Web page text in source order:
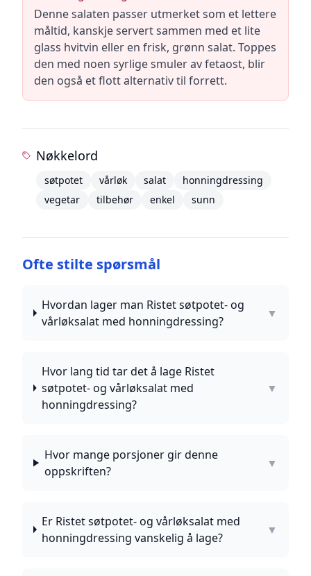
Denne salaten passer utmerket som et lettere
måltid, kanskje servert sammen med et lite
glass hvitvin eller en frisk, grønn salat. Toppes
den med noen syrlige smuler av fetaost, blir
den også et flott alternativ til forrett.
Nøkkelord
søtpotet vårløk salat
honningdressing
vegetar
tilbehør enkel sunn
Ofte stilte spørsmål
Hvordan lager man Ristet søtpotet- og
vårløksalat med honningdressing?
▼
Hvor lang tid tar det å lage Ristet
søtpotet- og vårløksalat med
honningdressing?
▼
Hvor mange porsjoner gir denne
oppskriften?
▼
Er Ristet søtpotet- og vårløksalat med
honningdressing vanskelig å lage?
▼